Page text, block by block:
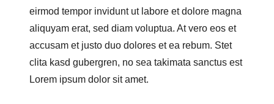
eirmod tempor invidunt ut labore et dolore magna
aliquyam erat, sed diam voluptua. At vero eos et
accusam et justo duo dolores et ea rebum. Stet
clita kasd gubergren, no sea takimata sanctus est
Lorem ipsum dolor sit amet.